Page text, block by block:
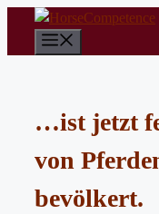
springen
…ist jetzt
von
bevölkert.